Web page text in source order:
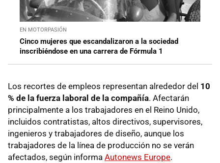
EN MOTORPASIÓN
Cinco mujeres que escandalizaron a la sociedad
inscribiéndose en una carrera de Fórmula 1
Los recortes de empleos representan alrededor del 10
% de la fuerza laboral de la compañía. Afectarán
principalmente a los trabajadores en el Reino Unido,
incluidos contratistas, altos directivos, supervisores,
ingenieros y trabajadores de diseño, aunque los
trabajadores de la línea de producción no se verán
afectados, según informa Autonews Europe.